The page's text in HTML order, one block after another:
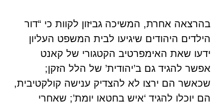
בהרצאה אחרת, המשיכה גביזון לקוות כי “דור
הילדים היהודים שיגיעו לבית המשפט העליון
ידעו שאת האימפרטיב הקטגורי של קאנט
אפשר להגיד גם ב’יהודית’ של הלל הזקן;
שכאשר הם ירצו לא להצדיק ענישה קולקטיבית,
הם יוכלו להגיד ‘איש בחטאו יומת’; שאחרי